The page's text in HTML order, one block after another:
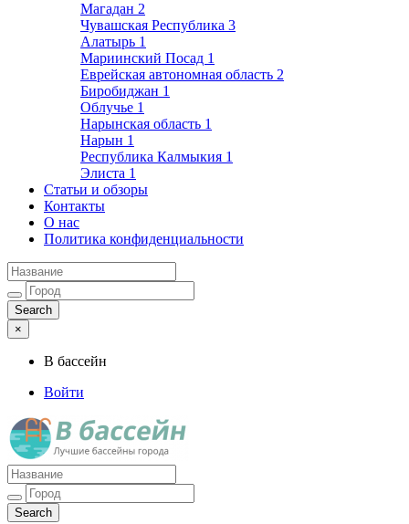
Магадан 2
Чувашская Республика 3
Алатырь 1
Мариинский Посад 1
Еврейская автономная область 2
Биробиджан 1
Облучье 1
Нарынская область 1
Нарын 1
Республика Калмыкия 1
Элиста 1
Статьи и обзоры
Контакты
О нас
Политика конфиденциальности
×
В бассейн
Войти
Лучшие бассейны города